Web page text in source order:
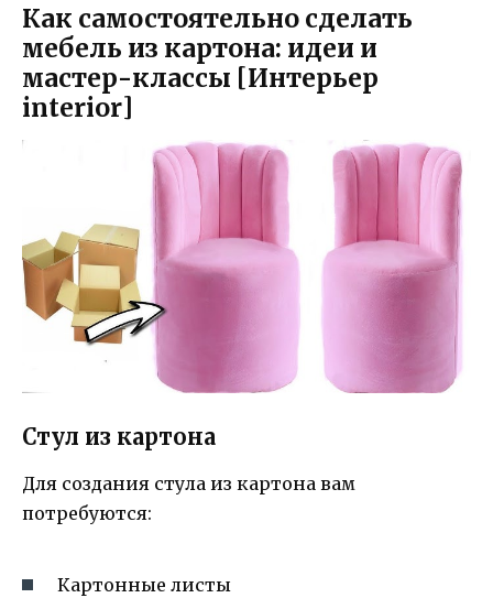
Как самостоятельно сделать
мебель из картона: идеи и
мастер-классы [Интерьер
interior]
Стул из картона
Для создания стула из картона вам
потребуются:
Картонные листы